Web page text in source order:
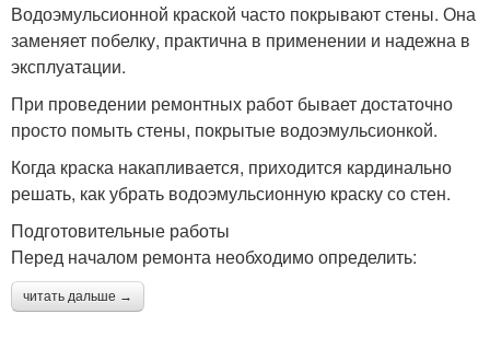
Водоэмульсионной краской часто покрывают стены. Она
заменяет побелку, практична в применении и надежна в
эксплуатации.
При проведении ремонтных работ бывает достаточно
просто помыть стены, покрытые водоэмульсионкой.
Когда краска накапливается, приходится кардинально
решать, как убрать водоэмульсионную краску со стен.
Подготовительные работы
Перед началом ремонта необходимо определить:
читать дальше →